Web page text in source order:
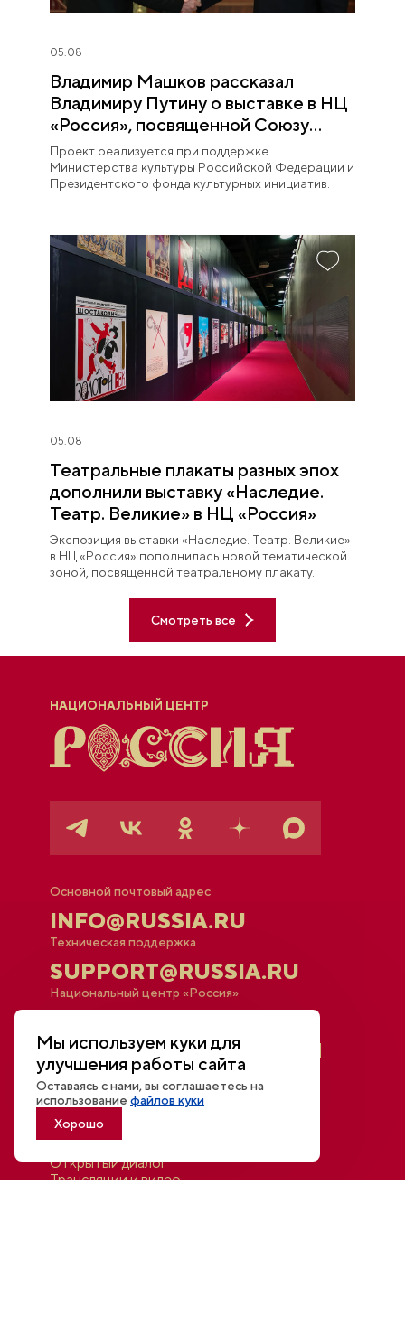
05.08
Владимир Машков рассказал
Владимиру Путину о выставке в НЦ
«Россия», посвященной Союзу
театральных деятелей
Проект реализуется при поддержке
Министерства культуры Российской Федерации и
Президентского фонда культурных инициатив.
05.08
Театральные плакаты разных эпох
дополнили выставку «Наследие.
Театр. Великие» в НЦ «Россия»
Экспозиция выставки «Наследие. Театр. Великие»
в НЦ «Россия» пополнилась новой тематической
зоной, посвященной театральному плакату.
Смотреть все
НАЦИОНАЛЬНЫЙ ЦЕНТР
Основной почтовый адрес
INFO@RUSSIA.RU
Техническая поддержка
SUPPORT@RUSSIA.RU
Национальный центр «Россия»
КРАСНОПРЕСНЕНСКАЯ
НАБ., 14
Афиша
Открытый диалог
Трансляции и видео
Мы используем куки для
улучшения работы сайта
Оставаясь с нами, вы соглашаетесь на
использованиефайлов куки
Хорошо